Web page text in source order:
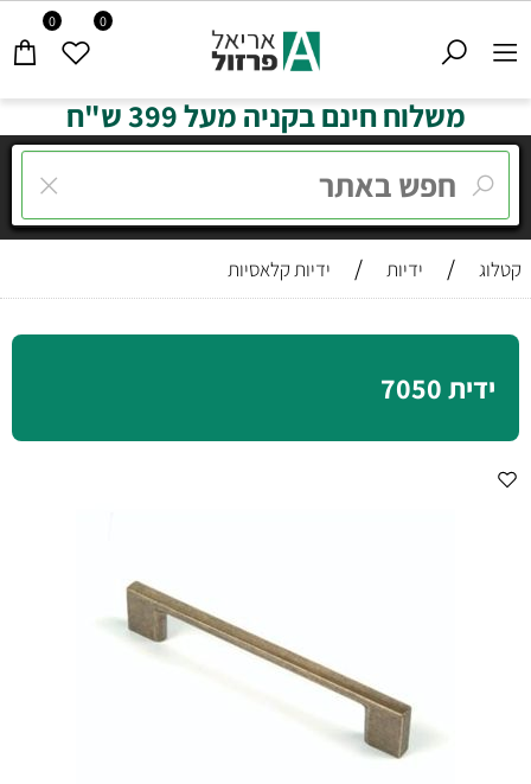
0 0
משלוח חינם בקניה מעל 399 ש"ח
קטלוג / ידיות / ידיות קלאסיות
ידית 7050